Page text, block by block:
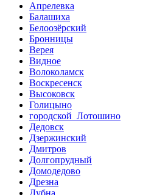
Апрелевка
Балашиха
Белоозёрский
Бронницы
Верея
Видное
Волоколамск
Воскресенск
Высоковск
Голицыно
городской Лотошино
Дедовск
Дзержинский
Дмитров
Долгопрудный
Домодедово
Дрезна
Дубна